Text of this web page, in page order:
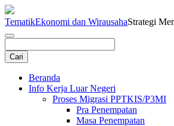
TematikEkonomi dan WirausahaStrategi
Beranda
Info Kerja Luar Negeri
Proses Migrasi PPTKIS/P3MI
Pra Penempatan
Masa Penempatan